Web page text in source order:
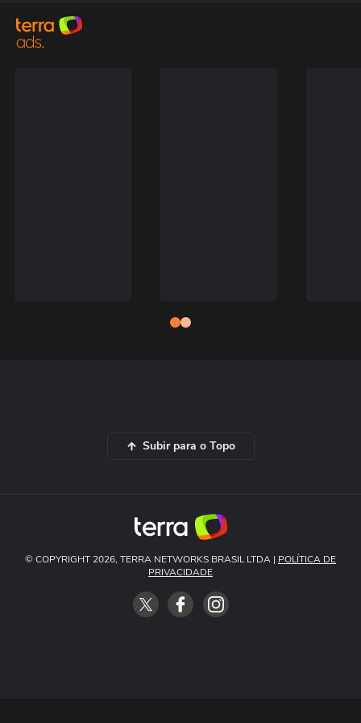
Subir para o Topo
© COPYRIGHT 2026, TERRA NETWORKS BRASIL LTDA | POLÍTICA DE
PRIVACIDADE